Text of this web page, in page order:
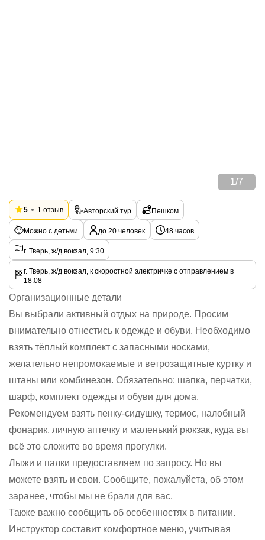
1 /7
5 1 отзыв Авторский тур Пешком
Можно с детьми до 20 человек 48 часов
г. Тверь, ж/д вокзал, 9:30
г. Тверь, ж/д вокзал, к скоростной электричке с отправлением в
18:08
Организационные детали
Вы выбрали активный отдых на природе. Просим
внимательно отнестись к одежде и обуви. Необходимо
взять тёплый комплект с запасными носками,
желательно непромокаемые и ветрозащитные куртку и
штаны или комбинезон. Обязательно: шапка, перчатки,
шарф, комплект одежды и обуви для дома.
Рекомендуем взять пенку-сидушку, термос, налобный
фонарик, личную аптечку и маленький рюкзак, куда вы
всё это сложите во время прогулки.
Лыжи и палки предоставляем по запросу. Но вы
можете взять и свои. Сообщите, пожалуйста, об этом
заранее, чтобы мы не брали для вас.
Также важно сообщить об особенностях в питании.
Инструктор составит комфортное меню, учитывая